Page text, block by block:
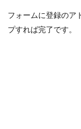
フォームに登録のア
プすれば完了です。